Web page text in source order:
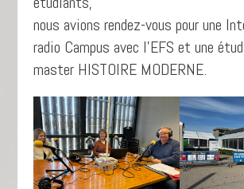
nous avions rendez-vous pour une
radio Campus avec l’EFS et une
master HISTOIRE MODERNE.